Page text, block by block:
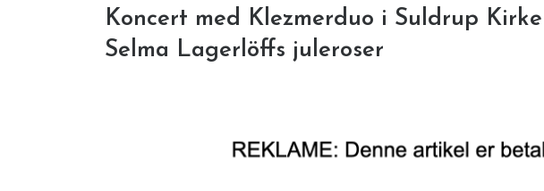
Koncert med Klezmerduo i Suldrup
Selma Lagerlöffs juleroser